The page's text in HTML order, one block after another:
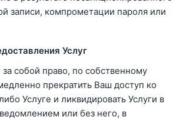
записи, компрометации пароля или
Услуг
за собой право, по собственному
прекратить Ваш доступ ко
Услуге и ликвидировать Услуги в
или без него, в